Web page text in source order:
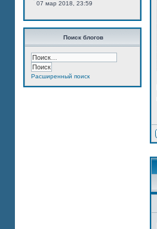
07 мар 2018, 23:59
Поиск блогов
Расширенный поиск